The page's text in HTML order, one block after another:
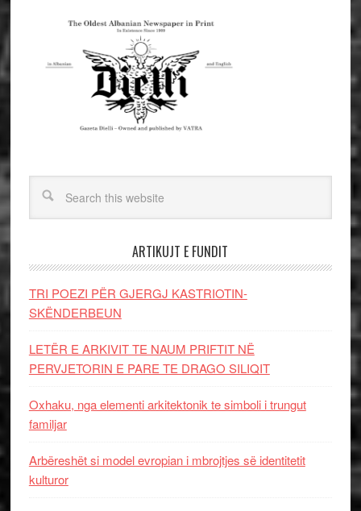
ARTIKUJT E FUNDIT
TRI POEZI PËR GJERGJ KASTRIOTIN-
SKËNDERBEUN
LETËR E ARKIVIT TE NAUM PRIFTIT NË
PERVJETORIN E PARE TE DRAGO SILIQIT
Oxhaku, nga elementi arkitektonik te simboli i trungut
familjar
Arbëreshët si model evropian i mbrojtjes së identitetit
kulturor